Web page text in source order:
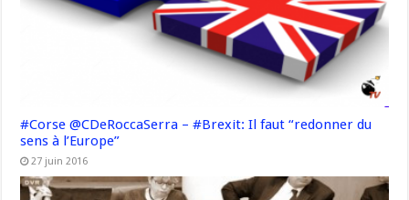
#Corse @CDeRoccaSerra – #Brexit: Il faut “redonner du
sens à l’Europe”
27 juin 2016